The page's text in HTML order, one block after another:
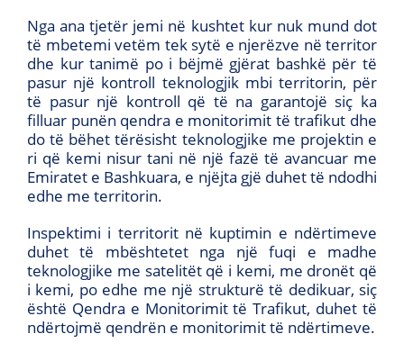
Nga ana tjetër jemi në kushtet kur nuk mund dot
të mbetemi vetëm tek sytë e njerëzve në territor
dhe kur tanimë po i bëjmë gjërat bashkë për të
pasur një kontroll teknologjik mbi territorin, për
të pasur një kontroll që të na garantojë siç ka
filluar punën qendra e monitorimit të trafikut dhe
do të bëhet tërësisht teknologjike me projektin e
ri që kemi nisur tani në një fazë të avancuar me
Emiratet e Bashkuara, e njëjta gjë duhet të ndodhi
edhe me territorin.
Inspektimi i territorit në kuptimin e ndërtimeve
duhet të mbështetet nga një fuqi e madhe
teknologjike me satelitët që i kemi, me dronët që
i kemi, po edhe me një strukturë të dedikuar, siç
është Qendra e Monitorimit të Trafikut, duhet të
ndërtojmë qendrën e monitorimit të ndërtimeve.